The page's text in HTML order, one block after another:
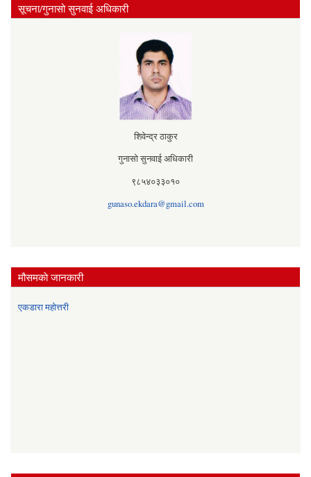
सूचना/गुनासो सुनवाई अधिकारी
शिवेन्द्र ठाकुर
गुनासो सुनवाई अधिकारी
९८५४०३३०१०
gunaso.ekdara@gmail.com
मौसमकाे जानकारी
एकडारा महोत्तरी